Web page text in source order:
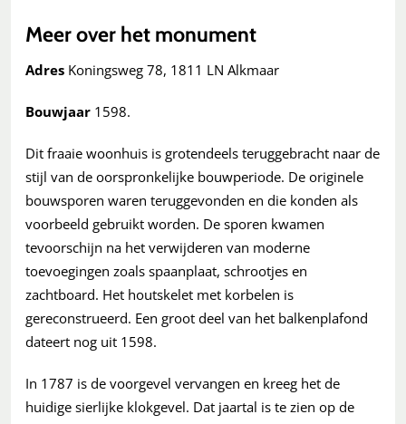
Meer over het monument
Adres Koningsweg 78, 1811 LN Alkmaar
Bouwjaar 1598.
Dit fraaie woonhuis is grotendeels teruggebracht naar de
stijl van de oorspronkelijke bouwperiode. De originele
bouwsporen waren teruggevonden en die konden als
voorbeeld gebruikt worden. De sporen kwamen
tevoorschijn na het verwijderen van moderne
toevoegingen zoals spaanplaat, schrootjes en
zachtboard. Het houtskelet met korbelen is
gereconstrueerd. Een groot deel van het balkenplafond
dateert nog uit 1598.
In 1787 is de voorgevel vervangen en kreeg het de
huidige sierlijke klokgevel. Dat jaartal is te zien op de